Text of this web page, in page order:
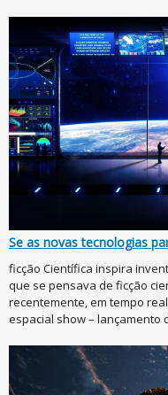
Se as novas tecnologias
ficção Científica inspira
que se pensava de ficção
recentemente, em tempo
espacial show – lançamento